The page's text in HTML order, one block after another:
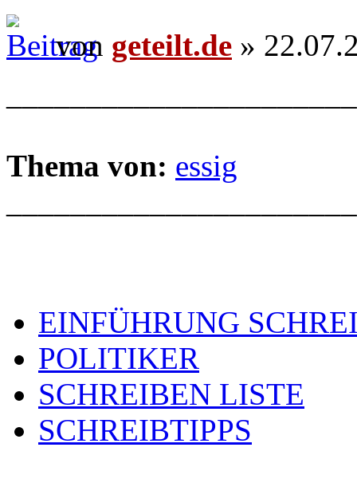
von geteilt.de »
Thema von: essig
EINFÜHRUNG
POLITIKER
SCHREIBEN LISTE
SCHREIBTIPPS